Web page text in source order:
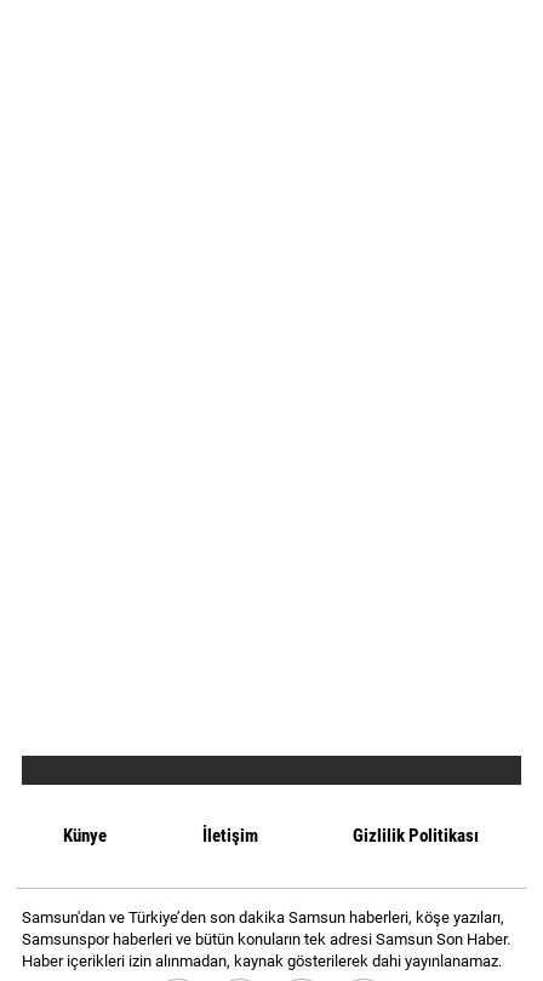
Künye İletişim Gizlilik Politikası
Samsun'dan ve Türkiye’den son dakika Samsun haberleri, köşe yazıları,
Samsunspor haberleri ve bütün konuların tek adresi Samsun Son Haber.
Haber içerikleri izin alınmadan, kaynak gösterilerek dahi yayınlanamaz.